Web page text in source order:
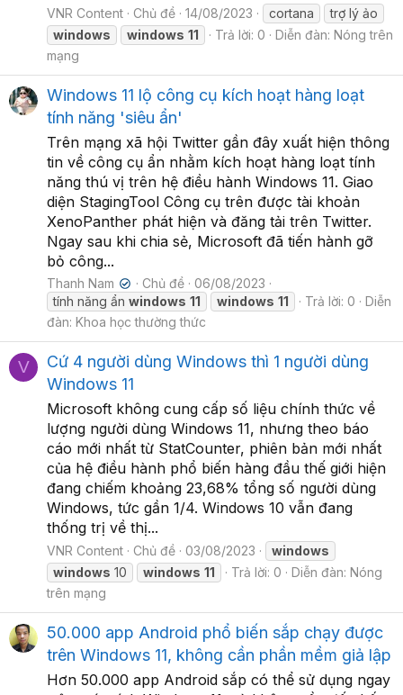
VNR Content Chủ đề 14/08/2023 cortana
trợ lý ảo
windows
windows 11 Trả lời: 0 Diễn đàn: Nóng trên
mạng
Windows 11 lộ công cụ kích hoạt hàng loạt
tính năng 'siêu ẩn'
Trên mạng xã hội Twitter gần đây xuất hiện thông
tin về công cụ ẩn nhằm kích hoạt hàng loạt tính
năng thú vị trên hệ điều hành Windows 11. Giao
diện StagingTool Công cụ trên được tài khoản
XenoPanther phát hiện và đăng tải trên Twitter.
Ngay sau khi chia sẻ, Microsoft đã tiến hành gỡ
bỏ công...
Thanh Nam ✔ Chủ đề
06/08/2023
tính năng ẩn windows 11 windows 11 Trả lời: 0
Diễn
đàn: Khoa học thường thức
V
Cứ 4 người dùng Windows thì 1 người dùng
Windows 11
Microsoft không cung cấp số liệu chính thức về
lượng người dùng Windows 11, nhưng theo báo
cáo mới nhất từ StatCounter, phiên bản mới nhất
của hệ điều hành phổ biến hàng đầu thế giới hiện
đang chiếm khoảng 23,68% tổng số người dùng
Windows, tức gần 1/4. Windows 10 vẫn đang
thống trị về thị...
VNR Content Chủ đề 03/08/2023
windows
windows 10 windows 11 Trả lời: 0 Diễn đàn: Nóng
trên mạng
50.000 app Android phổ biến sắp chạy được
trên Windows 11, không cần phần mềm giả lập
Hơn 50.000 app Android sắp có thể sử dụng ngay